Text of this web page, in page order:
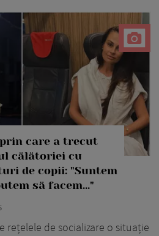
care a trecut
călătoriei cu
de copii: "Suntem
să facem..."
rețelele de socializare o situație